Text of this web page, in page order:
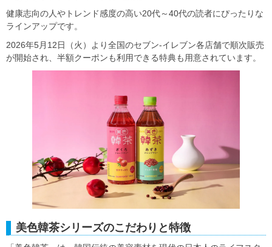
健康志向の人やトレンド感度の高い20代～40代の読者にぴったりな
ラインアップです。
2026年5月12日（火）より全国のセブン-イレブン各店舗で順次販売
が開始され、半額クーポンも利用できる特典も用意されています。
美色韓茶シリーズのこだわりと特徴